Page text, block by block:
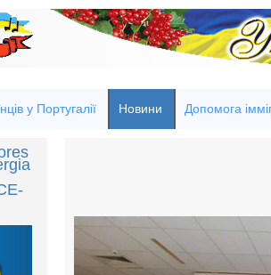
у Португалії Новини Допомога